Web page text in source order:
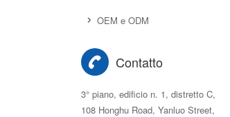
OEM e ODM
Contatto
3° piano, edificio n. 1, distretto C,
108 Honghu Road, Yanluo Street,